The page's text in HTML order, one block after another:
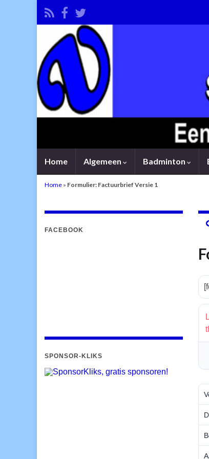
Home Algemeen Badminton
Home » Formulier: Factuurbrief Versie 1
FACEBOOK
SPONSOR-KLIKS